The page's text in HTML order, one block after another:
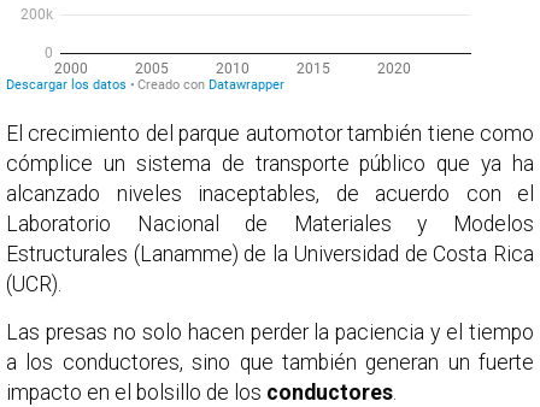
El crecimiento del parque automotor también tiene como
cómplice un sistema de transporte público que ya ha
alcanzado niveles inaceptables, de acuerdo con el
Laboratorio Nacional de Materiales y Modelos
Estructurales (Lanamme) de la Universidad de Costa Rica
(UCR).
Las presas no solo hacen perder la paciencia y el tiempo
a los conductores, sino que también generan un fuerte
impacto en el bolsillo de los conductores.